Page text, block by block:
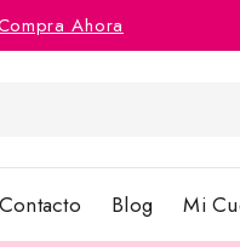
Ahora
Contacto Blog Mi